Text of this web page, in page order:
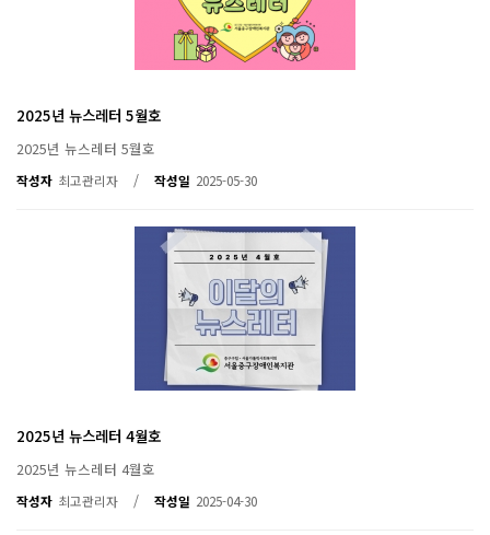
2025년 뉴스레터 5월호
2025년 뉴스레터 5월호
작성자 최고관리자 / 작성일 2025-05-30
2025년 뉴스레터 4월호
2025년 뉴스레터 4월호
작성자 최고관리자 / 작성일 2025-04-30